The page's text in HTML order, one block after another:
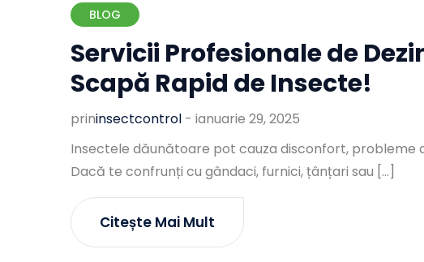
BLOG
Servicii Profesionale de
Scapă Rapid de Insecte!
prinInsectcontrol - ianuarie 29, 2025
Insectele dăunătoare pot cauza disconfort, probleme
Dacă te confrunți cu gândaci, furnici, țânțari sau […]
Citește Mai Mult